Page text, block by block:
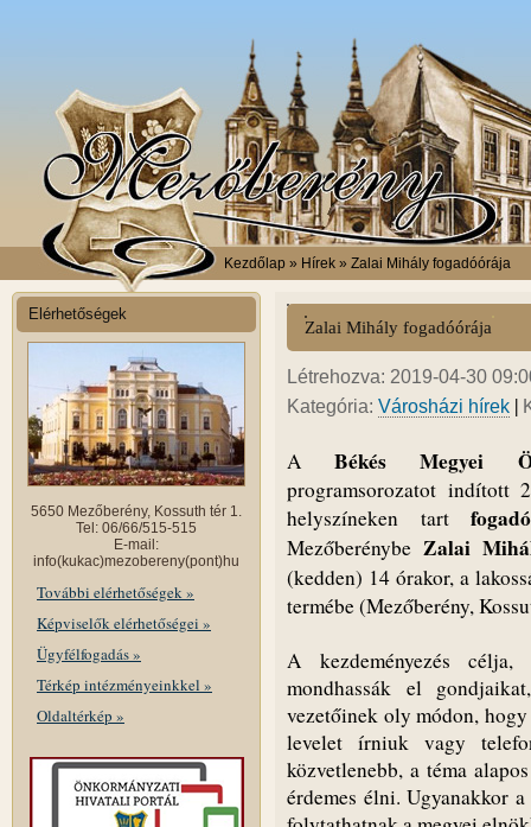
Kezdőlap » Hírek » Zalai Mihály fogadóórája
Elérhetőségek
5650 Mezőberény, Kossuth tér 1.
Tel: 06/66/515-515
E-mail:
info(kukac)mezobereny(pont)hu
További elérhetőségek »
Képviselők elérhetőségei »
Ügyfélfogadás »
Térkép intézményeinkkel »
Oldaltérkép »
Zalai Mihály fogadóórája
Létrehozva: 2019-04-30
Kategória: Városházi hírek |
A Békés Megyei
programsorozatot indított
helyszíneken tart
Mezőberénybe Zalai
(kedden) 14 órakor, a
termébe (Mezőberény,
A kezdeményezés
mondhassák el
vezetőinek oly módon,
levelet írniuk vagy
közvetlenebb, a téma
érdemes élni. Ugyanakkor